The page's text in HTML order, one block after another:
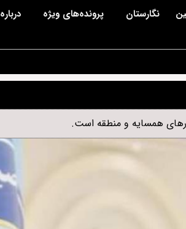
نگارستان پرونده‌های ویژه
همسایه و منطقه است.